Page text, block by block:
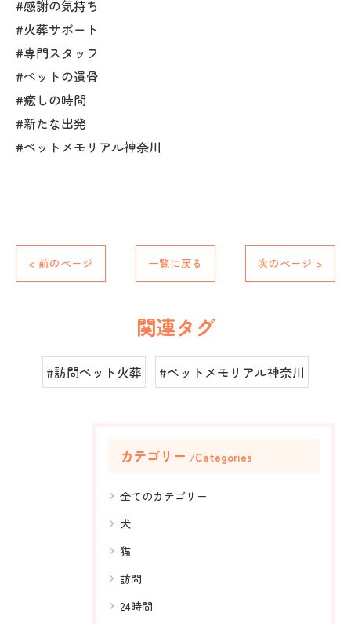
#感謝の気持ち
#火葬サポート
#専門スタッフ
#ペットの遺骨
#癒しの時間
#新たな出発
#ペットメモリアル神奈川
< 前のページ 一覧に戻る 次のページ >
関連タグ
#訪問ペット火葬 #ペットメモリアル神奈川
カテゴリー Categories
全てのカテゴリー
犬
猫
訪問
24時間